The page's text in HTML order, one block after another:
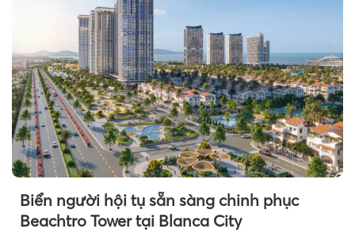
Biển người hội tụ sẵn sàng chinh phục
Beachtro Tower tại Blanca City